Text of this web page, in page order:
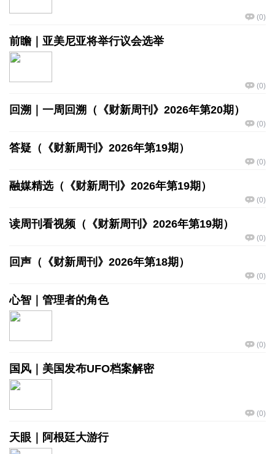
(0)
前瞻｜亚美尼亚将举行议会选举
(0)
回溯｜一周回溯（《财新周刊》2026年第20期）
(0)
答疑（《财新周刊》2026年第19期）
(0)
融媒精选（《财新周刊》2026年第19期）
(0)
读周刊看视频（《财新周刊》2026年第19期）
(0)
回声（《财新周刊》2026年第18期）
(0)
心智｜管理者的角色
(0)
国风｜美国发布UFO档案解密
(0)
天眼｜阿根廷大游行